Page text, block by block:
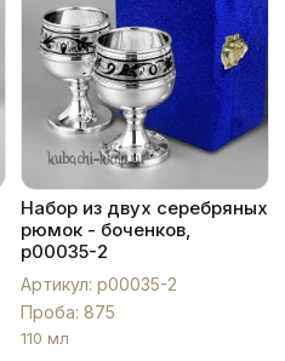
Набор из двух серебряных
рюмок - боченков,
р00035-2
Артикул: р00035-2
Проба: 875
110 мл